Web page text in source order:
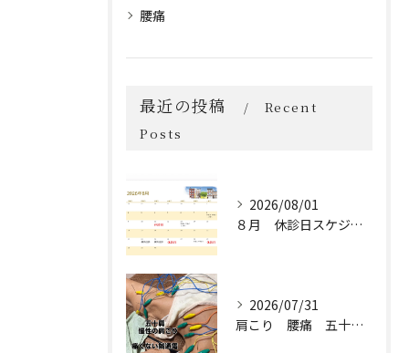
腰痛
最近の投稿
Recent
Posts
2026/08/01
８月 休診日スケジュール🗓️
2026/07/31
肩こり 腰痛 五十肩 保険